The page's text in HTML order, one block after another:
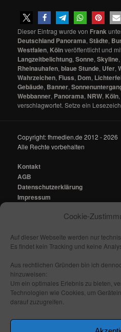
Cookie-
Auf dieser Webseite werden nur
Es findet kein Tracking und keine
Aus rechtlichen Gründen bin ich
hinzuweisen:
Um ein optimales Erlebnis zu bieten,
Technologien wie Cookies, um
darauf zuzugreifen.
Dieser Eintrag wurde von Frank
Deutschland Panorama,Städte,
Westfalen, Kölnveröffentlicht und
Langzeitbelichtung,Sonne,Skyline
Rheinauhafen,blaue Stunde, Ufer,
Wahrzeichen, Fluss, Dom,
Gebäude, Banner,
Webbanner, Panorama, NRW, Köln
verschlagwortet. Setze ein
Copyright: fhmedien.de 2012 - 2026
Alle Rechte vorbehalten
Kontakt
AGB
Datenschutzerklärung
Impressum
mail@fhmedien.de
Nach oben/ Seitenanfang
Folge mir:
_ _